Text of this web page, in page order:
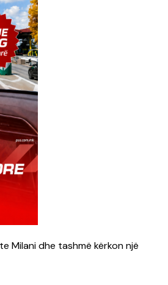
Milani dhe tashmë kërkon një